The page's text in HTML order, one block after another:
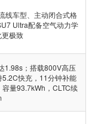
线车型、主动闭合式格
Ultra配备空气动力学
极致
1.98s；搭载800V高压
快充，11分钟补能
量93.7kWh，CLTC续